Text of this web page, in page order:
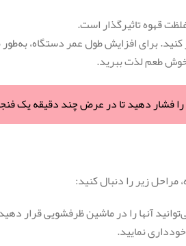
قهوه تاثیرگذار است.
برای افزایش طول عمر دستگاه،
زیر را دنبال کنید:
آنها را در ماشین ظرفشویی قرار
نمایید.